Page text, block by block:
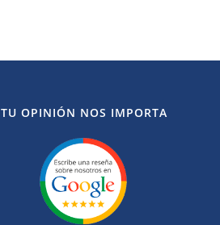
TU OPINIÓN NOS IMPORTA